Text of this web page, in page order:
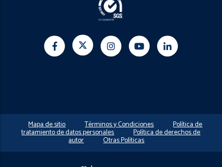
Mapa de sitio Términos y Condiciones Política de
tratamiento de datos personales Política de derechos de
autor Otras Políticas